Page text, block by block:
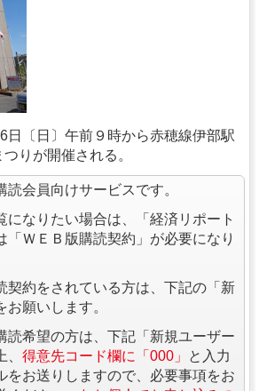
日〔日〕午前９時から赤穂線伊部駅
りが開催される。
読会員向けサービスです。
になりたい場合は、「経済リポート
「ＷＥＢ版購読契約」が必要になり
約をされている方は、下記の「新
願いします。
希望の方は、下記「新規ユーザー
得意先コード欄に「000」
と入力
をお送りしますので、必要事項をお